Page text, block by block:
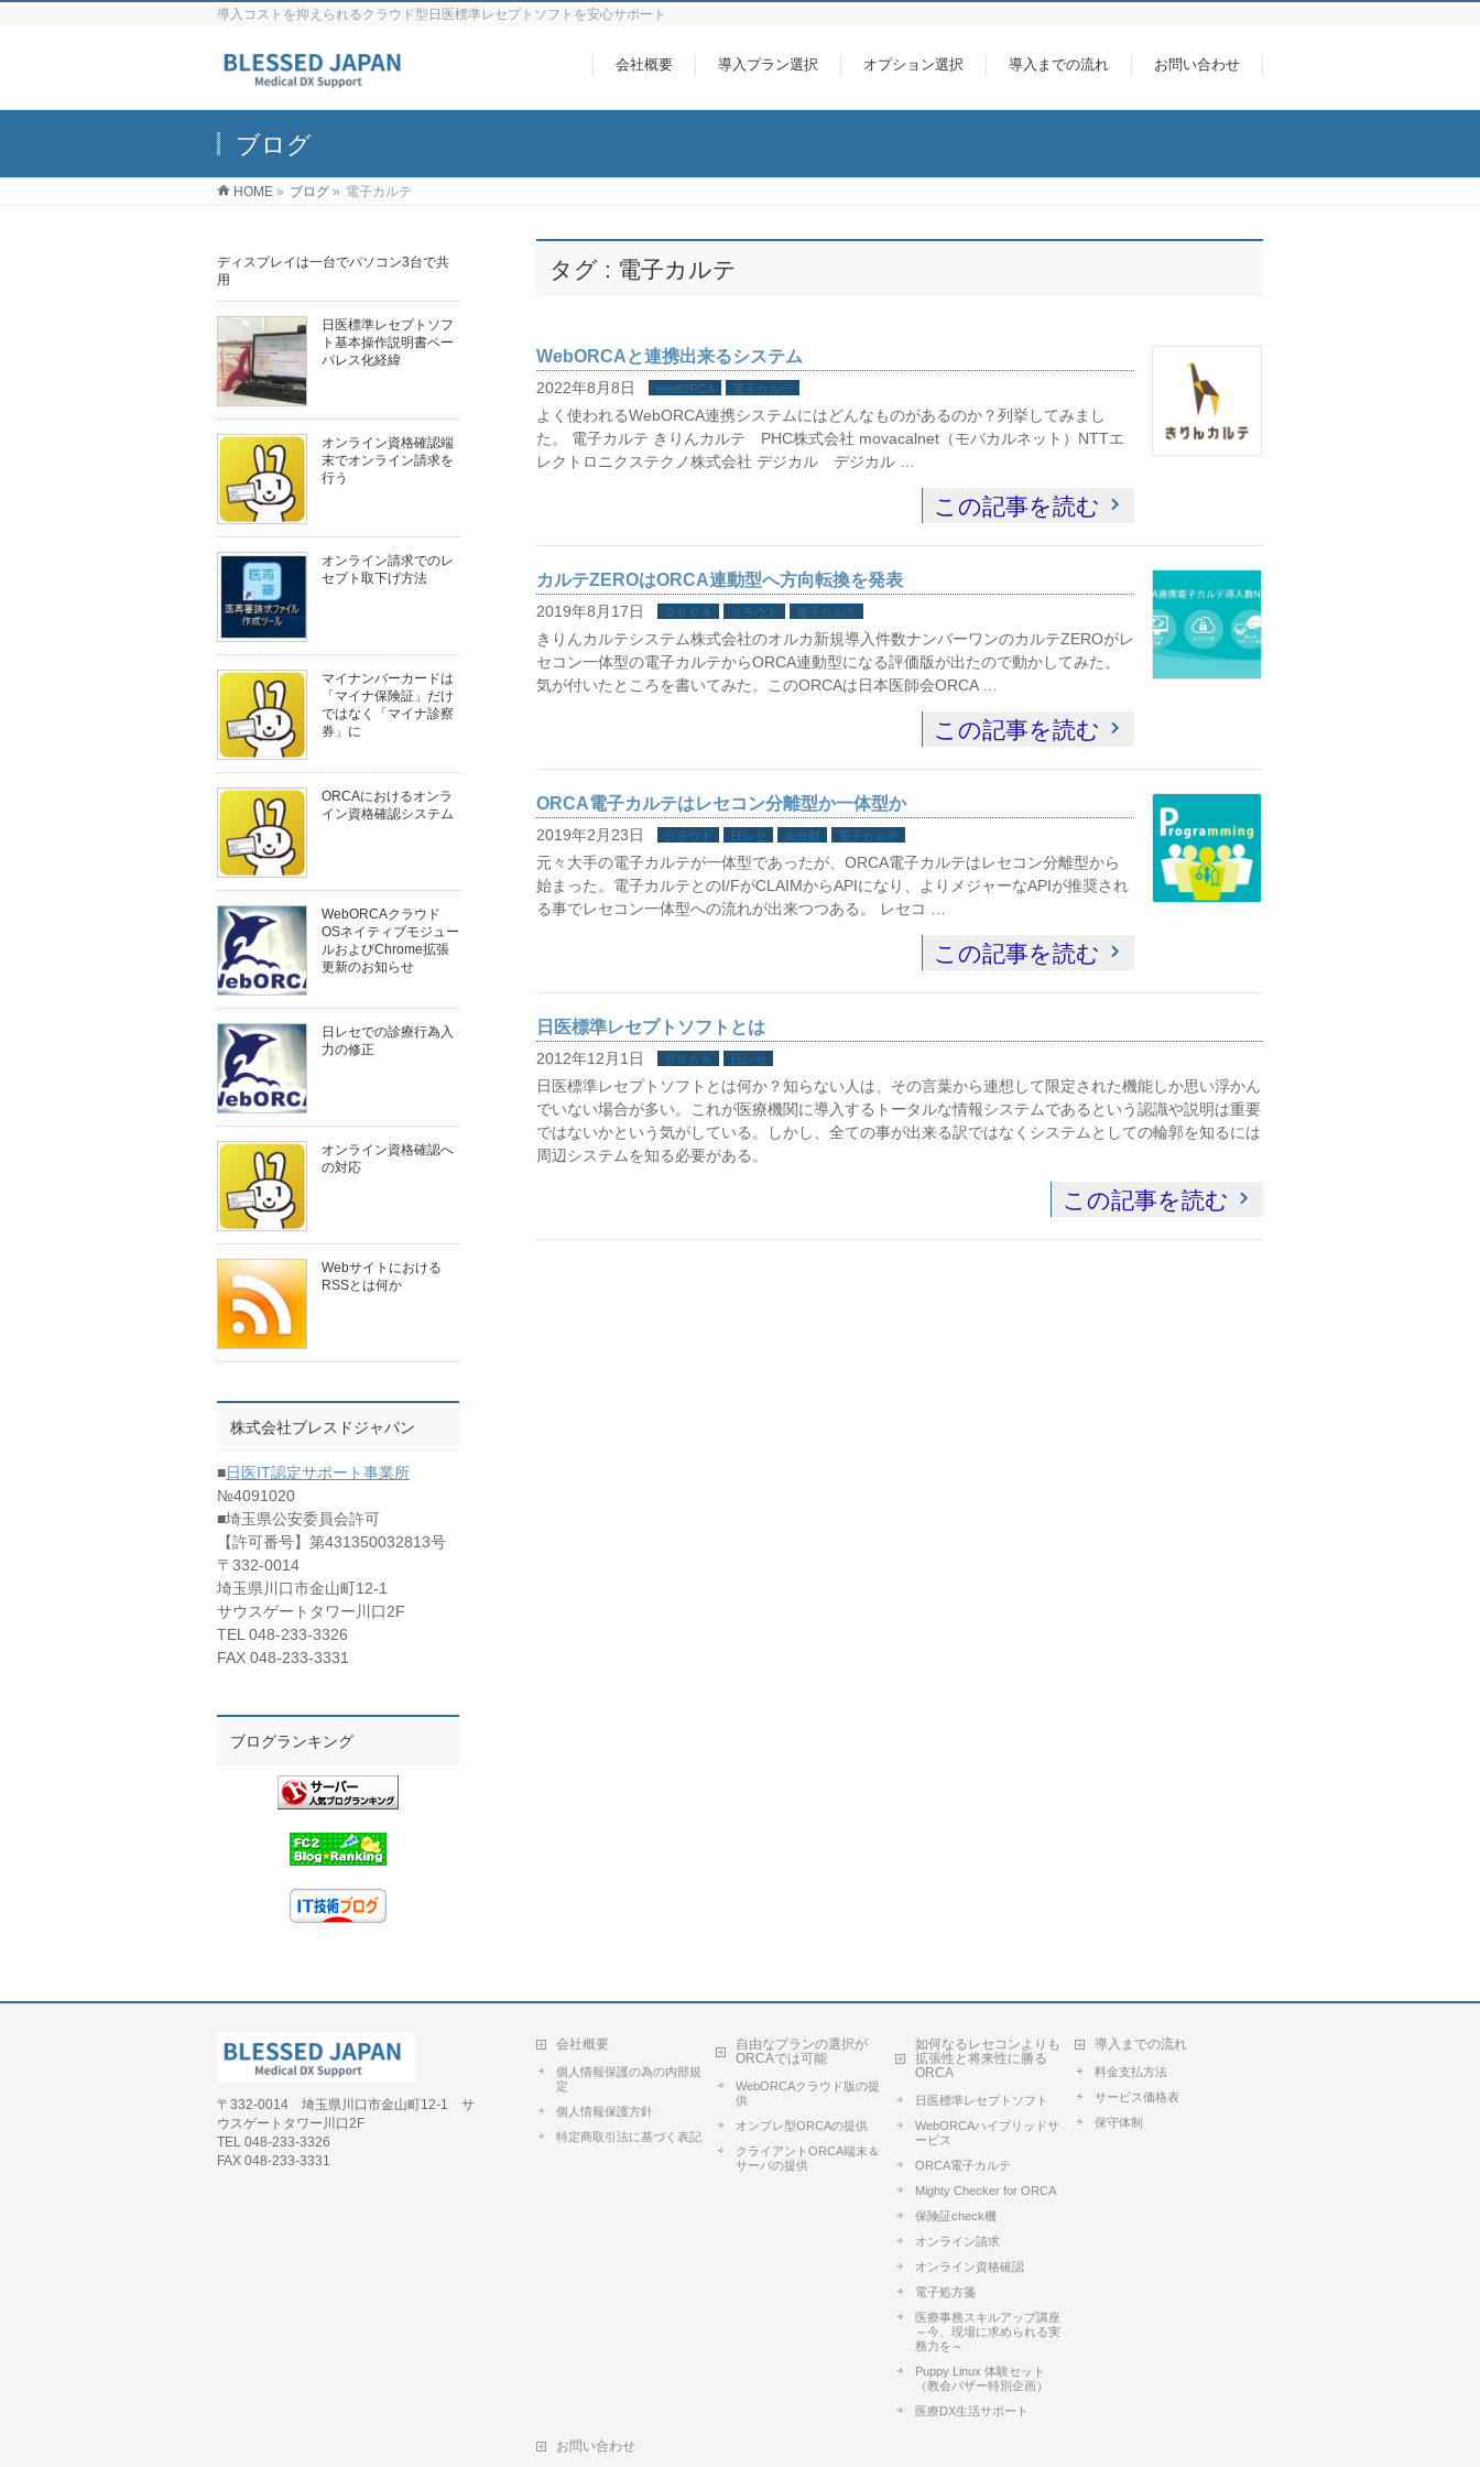
導入コストを抑えられるクラウド型日医標準レセプトソフトを安心サポート
会社概要 導入プラン選択 オプション選択 導入までの流れ お問い合わせ
ブログ
HOME » ブログ » 電子カルテ
タグ : 電子カルテ
WebORCAと連携出来るシステム
2022年8月8日 WebORCA 電子カルテ
よく使われるWebORCA連携システムにはどんなものがあるのか？列挙してみまし
た。 電子カルテ きりんカルテ PHC株式会社 movacalnet（モバカルネット）NTTエ
レクトロニクステクノ株式会社 デジカル デジカル …
この記事を読む
カルテZEROはORCA連動型へ方向転換を発表
2019年8月17日 ＯＲＣＡ クラウド 電子カルテ
きりんカルテシステム株式会社のオルカ新規導入件数ナンバーワンのカルテZEROがレ
セコン一体型の電子カルテからORCA連動型になる評価版が出たので動かしてみた。
気が付いたところを書いてみた。このORCAは日本医師会ORCA …
この記事を読む
ORCA電子カルテはレセコン分離型か一体型か
2019年2月23日 クラウド 日レセ 未分類 電子カルテ
元々大手の電子カルテが一体型であったが、ORCA電子カルテはレセコン分離型から
始まった。電子カルテとのI/FがCLAIMからAPIになり、よりメジャーなAPIが推奨され
る事でレセコン一体型への流れが出来つつある。 レセコ …
この記事を読む
日医標準レセプトソフトとは
2012年12月1日 ＯＲＣＡ 日レセ
日医標準レセプトソフトとは何か？知らない人は、その言葉から連想して限定された機能しか思い浮かん
でいない場合が多い。これが医療機関に導入するトータルな情報システムであるという認識や説明は重要
ではないかという気がしている。しかし、全ての事が出来る訳ではなくシステムとしての輪郭を知るには
周辺システムを知る必要がある。
この記事を読む
ディスプレイは一台でパソコン3台で共
用
日医標準レセプトソフ
ト基本操作説明書ペー
パレス化経緯
オンライン資格確認端
末でオンライン請求を
行う
オンライン請求でのレ
セプト取下げ方法
マイナンバーカードは
「マイナ保険証」だけ
ではなく「マイナ診察
券」に
ORCAにおけるオンラ
イン資格確認システム
WebORCAクラウド
OSネイティブモジュー
ルおよびChrome拡張
更新のお知らせ
日レセでの診療行為入
力の修正
オンライン資格確認へ
の対応
Webサイトにおける
RSSとは何か
株式会社ブレスドジャパン
■日医IT認定サポート事業所
№4091020
■埼玉県公安委員会許可
【許可番号】第431350032813号
〒332-0014
埼玉県川口市金山町12-1
サウスゲートタワー川口2F
TEL 048-233-3326
FAX 048-233-3331
ブログランキング
〒332-0014 埼玉県川口市金山町12-1 サ
ウスゲートタワー川口2F
TEL 048-233-3326
FAX 048-233-3331
会社概要
個人情報保護の為の内部規
定
個人情報保護方針
特定商取引法に基づく表記
自由なプランの選択が
ORCAでは可能
WebORCAクラウド版の提
供
オンプレ型ORCAの提供
クライアントORCA端末＆
サーバの提供
如何なるレセコンよりも
拡張性と将来性に勝る
ORCA
日医標準レセプトソフト
WebORCAハイブリッドサ
ービス
ORCA電子カルテ
Mighty Checker for ORCA
保険証check機
オンライン請求
オンライン資格確認
電子処方箋
医療事務スキルアップ講座
～今、現場に求められる実
務力を～
Puppy Linux 体験セット
（教会バザー特別企画）
医療DX生活サポート
導入までの流れ
料金支払方法
サービス価格表
保守体制
お問い合わせ